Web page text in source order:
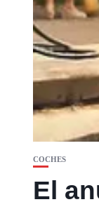
COCHES
El